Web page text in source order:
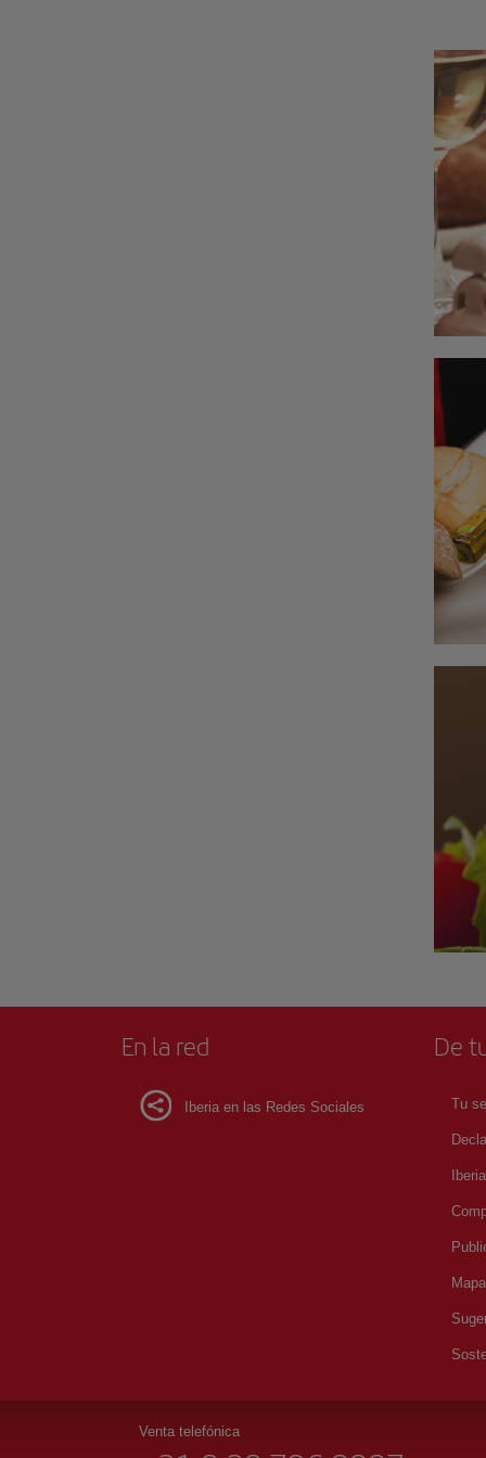
En la red
Iberia en las Redes Sociales
De
Tu
Venta telefónica